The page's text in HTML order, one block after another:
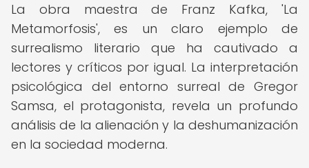
La obra maestra de Franz Kafka, 'La
Metamorfosis', es un claro ejemplo de
surrealismo literario que ha cautivado a
lectores y críticos por igual. La interpretación
psicológica del entorno surreal de Gregor
Samsa, el protagonista, revela un profundo
análisis de la alienación y la deshumanización
en la sociedad moderna.